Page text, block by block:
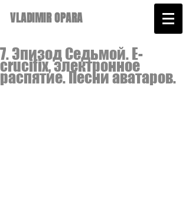
VLADIMIR OPARA
7. Эпизод Седьмой. E-
crucifix, электронное
распятие. Песни аватаров.